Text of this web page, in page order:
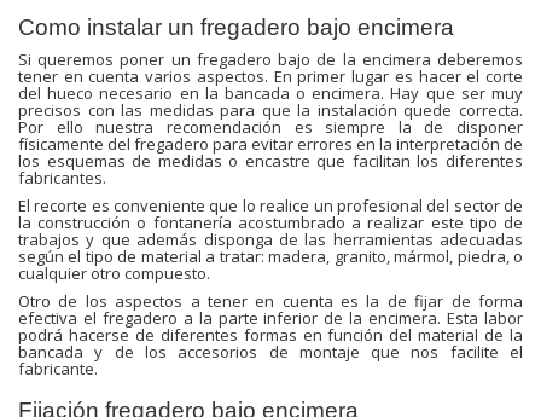
Como instalar un fregadero bajo encimera
Si queremos poner un fregadero bajo de la encimera deberemos
tener en cuenta varios aspectos. En primer lugar es hacer el corte
del hueco necesario en la bancada o encimera. Hay que ser muy
precisos con las medidas para que la instalación quede correcta.
Por ello nuestra recomendación es siempre la de disponer
físicamente del fregadero para evitar errores en la interpretación de
los esquemas de medidas o encastre que facilitan los diferentes
fabricantes.
El recorte es conveniente que lo realice un profesional del sector de
la construcción o fontanería acostumbrado a realizar este tipo de
trabajos y que además disponga de las herramientas adecuadas
según el tipo de material a tratar: madera, granito, mármol, piedra, o
cualquier otro compuesto.
Otro de los aspectos a tener en cuenta es la de fijar de forma
efectiva el fregadero a la parte inferior de la encimera. Esta labor
podrá hacerse de diferentes formas en función del material de la
bancada y de los accesorios de montaje que nos facilite el
fabricante.
Fijación fregadero bajo encimera